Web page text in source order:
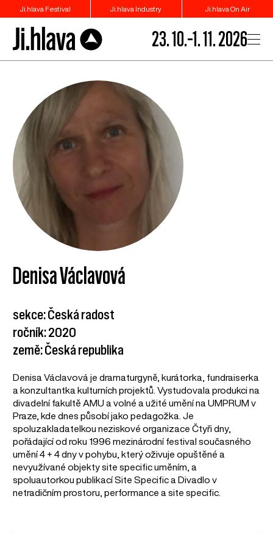
Ji.hlava Festival Ji.hlava Industry Ji.hlava On Air
23. 10.–1. 11. 2026
Denisa Václavová
sekce: Česká radost
ročník: 2020
země: Česká republika
Denisa Václavová je dramaturgyně, kurátorka, fundraiserka
a konzultantka kulturních projektů. Vystudovala produkci na
divadelní fakultě AMU a volné a užité umění na UMPRUM v
Praze, kde dnes působí jako pedagožka. Je
spoluzakladatelkou neziskové organizace Čtyři dny,
pořádající od roku 1996 mezinárodní festival současného
umění 4 + 4 dny v pohybu, který oživuje opuštěné a
nevyužívané objekty site specific uměním, a
spoluautorkou publikací Site Specific a Divadlo v
netradičním prostoru, performance a site specific.